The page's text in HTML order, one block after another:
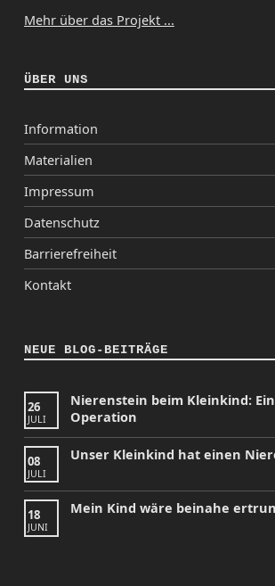
Mehr über das Projekt ...
ÜBER UNS
Information
Materialien
Impressum
Datenschutz
Barrierefreiheit
Kontakt
NEUE BLOG-BEITRÄGE
26
JULI
Nierenstein beim Kleinkind:
Operation
08
JULI
Unser Kleinkind hat einen
18
JUNI
Mein Kind wäre beinahe